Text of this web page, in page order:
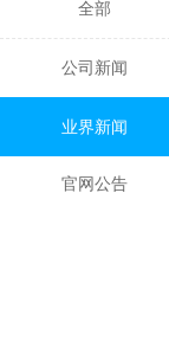
全部
公司新闻
业界新闻
官网公告